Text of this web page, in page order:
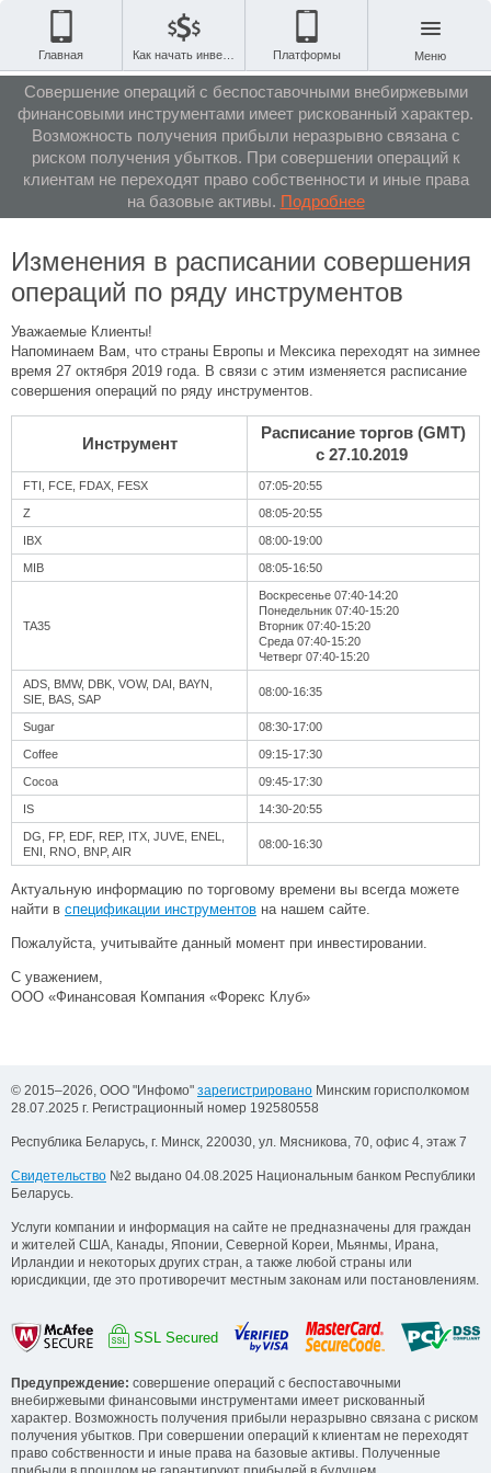
Совершение операций с беспоставочными внебиржевыми
финансовыми инструментами имеет рискованный характер.
Возможность получения прибыли неразрывно связана с
риском получения убытков. При совершении операций к
клиентам не переходят право собственности и иные права
на базовые активы. Подробнее
Главная Платформы Меню
Изменения в расписании совершения
операций по ряду инструментов
Уважаемые Клиенты!
Напоминаем Вам, что страны Европы и Мексика переходят на зимнее
время 27 октября 2019 года. В связи с этим изменяется расписание
совершения операций по ряду инструментов.
Инструмент
Расписание торгов (GMT)
с 27.10.2019
FTI, FCE, FDAX, FESX 07:05-20:55
Z 08:05-20:55
IBX 08:00-19:00
MIB 08:05-16:50
TA35
Воскресенье 07:40-14:20
Понедельник 07:40-15:20
Вторник 07:40-15:20
Среда 07:40-15:20
Четверг 07:40-15:20
ADS, BMW, DBK, VOW, DAI, BAYN,
SIE, BAS, SAP
08:00-16:35
Sugar 08:30-17:00
Coffee 09:15-17:30
Cocoa 09:45-17:30
IS 14:30-20:55
DG, FP, EDF, REP, ITX, JUVE, ENEL,
ENI, RNO, BNP, AIR
08:00-16:30
Актуальную информацию по торговому времени вы всегда можете
найти в спецификации инструментов на нашем сайте.
Пожалуйста, учитывайте данный момент при инвестировании.
С уважением,
ООО «Финансовая Компания «Форекс Клуб»
© 2015–2026, ООО "Инфомо" зарегистрировано Минским горисполкомом
28.07.2025 г. Регистрационный номер 192580558
Республика Беларусь, г. Минск, 220030, ул. Мясникова, 70, офис 4, этаж 7
Свидетельство №2 выдано 04.08.2025 Национальным банком Республики
Беларусь.
Услуги компании и информация на сайте не предназначены для граждан
и жителей США, Канады, Японии, Северной Кореи, Мьянмы, Ирана,
Ирландии и некоторых других стран, а также любой страны или
юрисдикции, где это противоречит местным законам или постановлениям.
SSL Secured
Предупреждение: совершение операций с беспоставочными
внебиржевыми финансовыми инструментами имеет рискованный
характер. Возможность получения прибыли неразрывно связана с риском
получения убытков. При совершении операций к клиентам не переходят
право собственности и иные права на базовые активы. Полученные